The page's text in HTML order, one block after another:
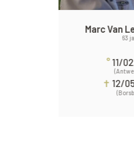
Marc Van
63
°11/
✝ 12/